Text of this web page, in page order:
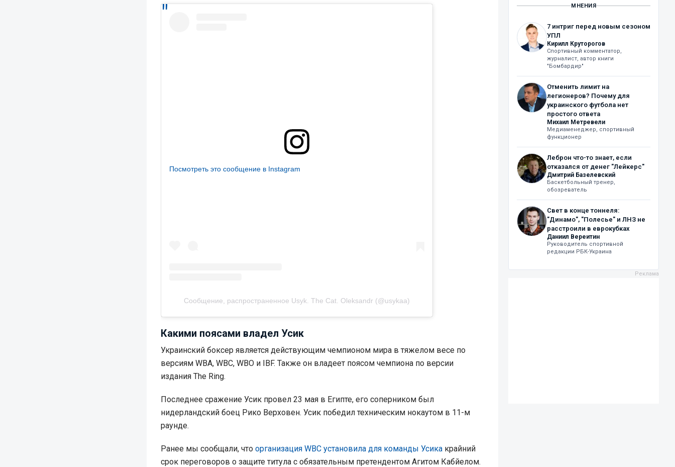
Посмотреть это сообщение в Instagram
Сообщение, распространенное Usyk. The Cat. Oleksandr (@usykaa)
Какими поясами владел Усик
Украинский боксер является действующим чемпионом мира в тяжелом весе по
версиям WBA, WBC, WBO и IBF. Также он владеет поясом чемпиона по версии
издания The Ring.
Последнее сражение Усик провел 23 мая в Египте, его соперником был
нидерландский боец Рико Верховен. Усик победил техническим нокаутом в 11-м
раунде.
Ранее мы сообщали, что организация WBC установила для команды Усика крайний
срок переговоров о защите титула с обязательным претендентом Агитом Кабйелом.
МНЕНИЯ
7 интриг перед новым сезоном
УПЛ
Кирилл Круторогов
Спортивный комментатор,
журналист, автор книги
"Бомбардир"
Отменить лимит на
легионеров? Почему для
украинского футбола нет
простого ответа
Михаил Метревели
Медиаменеджер, спортивный
функционер
Леброн что-то знает, если
отказался от денег "Лейкерс"
Дмитрий Базелевский
Баскетбольный тренер,
обозреватель
Свет в конце тоннеля:
"Динамо", "Полесье" и ЛНЗ не
расстроили в еврокубках
Даниил Вереитин
Руководитель спортивной
редакции РБК-Украина